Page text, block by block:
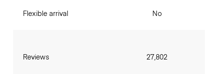
Flexible arrival
Reviews
No
27,802